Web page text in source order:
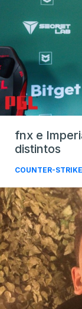
fnx e
distintos
COUNTER-STRIKE